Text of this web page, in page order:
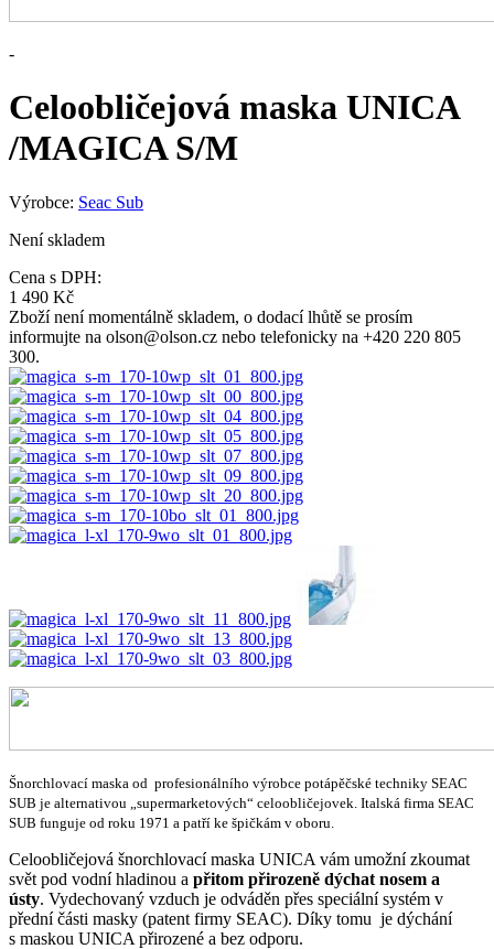
-
Celoobličejová maska UNICA
/MAGICA S/M
Výrobce: Seac Sub
Není skladem
Cena s DPH:
1 490 Kč
Zboží není momentálně skladem, o dodací lhůtě se prosím
informujte na olson@olson.cz nebo telefonicky na +420 220 805
300.
Šnorchlovací maska od profesionálního výrobce potápěčské techniky SEAC
SUB je alternativou „supermarketových“ celoobličejovek. Italská firma SEAC
SUB funguje od roku 1971 a patří ke špičkám v oboru.
Celoobličejová šnorchlovací maska UNICA vám umožní zkoumat
svět pod vodní hladinou a přitom přirozeně dýchat nosem a
ústy. Vydechovaný vzduch je odváděn přes speciální systém v
přední části masky (patent firmy SEAC). Díky tomu je dýchání
s maskou UNICA přirozené a bez odporu.